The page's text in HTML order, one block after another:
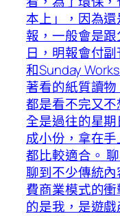
本上」，因為
報，一般會是
日，明報會付
和Sunday
著看的紙質讀
都是看不完又
全是過往的星
成小份，拿在
都比較適合。
聊到不少傳統
費商業模式的
的是我，是遊